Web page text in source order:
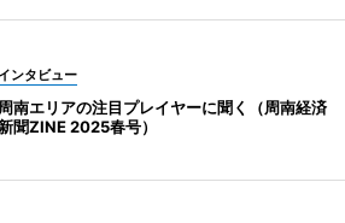
ンタビュー
周南エリアの注目プレイヤーに聞く（周南経済
聞ZINE 2025春号）